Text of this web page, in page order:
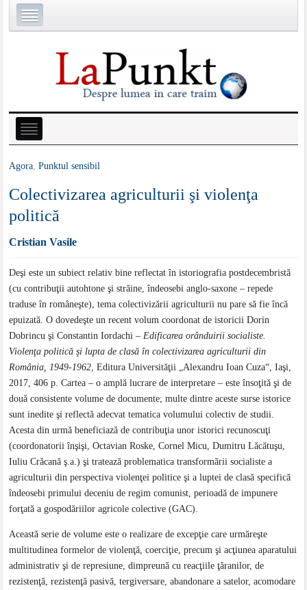
Agora ,Punktul sensibil
Colectivizarea agriculturii şi violenţa
politică
Cristian Vasile
Deşi este un subiect relativ bine reflectat în istoriografia postdecembristă
(cu contribuţii autohtone şi străine, îndeosebi anglo-saxone – repede
traduse în româneşte), tema colectivizării agriculturii nu pare să fie încă
epuizată. O dovedeşte un recent volum coordonat de istoricii Dorin
Dobrincu şi Constantin Iordachi – Edificarea orânduirii socialiste.
Violenţa politică şi lupta de clasă în colectivizarea agriculturii din
România, 1949-1962 , Editura Universităţii „Alexandru Ioan Cuza“, Iaşi,
2017, 406 p. Cartea – o amplă lucrare de interpretare – este însoţită şi de
două consistente volume de documente; multe dintre aceste surse istorice
sunt inedite şi reflectă adecvat tematica volumului colectiv de studii.
Acesta din urmă beneficiază de contribuţia unor istorici recunoscuţi
(coordonatorii înşişi, Octavian Roske, Cornel Micu, Dumitru Lăcătuşu,
Iuliu Crăcană ş.a.) şi tratează problematica transformării socialiste a
agriculturii din perspectiva violenţei politice şi a luptei de clasă specifică
îndeosebi primului deceniu de regim comunist, perioadă de impunere
forţată a gospodăriilor agricole colective (GAC).
Această serie de volume este o realizare de excepţie care urmăreşte
multitudinea formelor de violenţă, coerciţie, precum şi acţiunea aparatului
administrativ şi de represiune, dimpreună cu reacţiile ţăranilor, de
rezistenţă, rezistenţă pasivă, tergiversare, abandonare a satelor, acomodare